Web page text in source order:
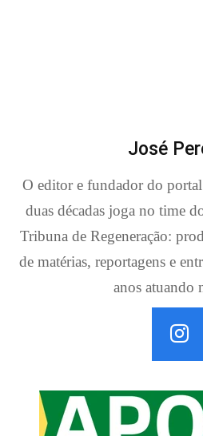
José
O editor e fundador do
duas décadas joga no time
Tribuna de Regeneração:
de matérias, reportagens e
anos atuando